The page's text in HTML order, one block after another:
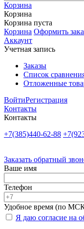
Корзина
Корзина
Корзина пуста
Корзина Оформить
Аккаунт
Учетная запись
Заказы
Список
Отложенные
ВойтиРегистрация
Контакты
Контакты
+7(385)440-62-88
Заказать обратный
Ваше имя
Телефон
Удобное время (по
Я даю согласие на